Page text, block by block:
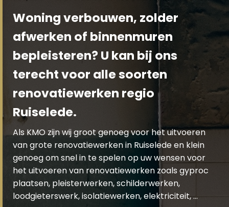
Woning verbouwen, zolder
afwerken of binnenmuren
bepleisteren? U kan bij ons
terecht voor alle soorten
renovatiewerken regio
Ruiselede.
Als KMO zijn wij groot genoeg voor het uitvoeren
van grote renovatiewerken in Ruiselede en klein
genoeg om snel in te spelen op uw wensen voor
het uitvoeren van renovatiewerken zoals gyproc
plaatsen, pleisterwerken, schilderwerken,
loodgieterswerk, isolatiewerken, elektriciteit, …